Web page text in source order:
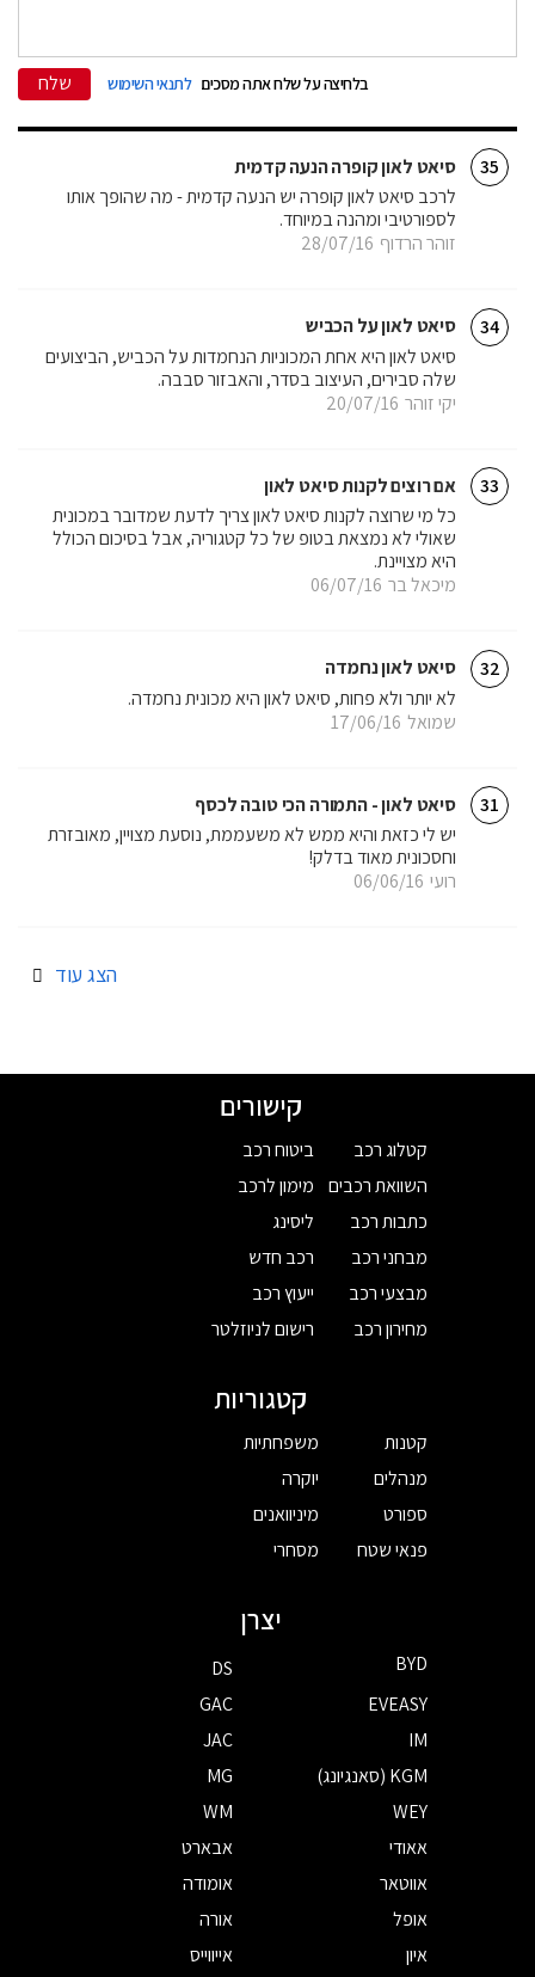
בלחיצה על שלח אתה מסכים לתנאי השימוש שלח
35 סיאט לאון קופרה הנעה קדמית
זוהר הרדוף 28/07/16
לרכב סיאט לאון קופרה יש הנעה קדמית - מה שהופך אותו
לספורטיבי ומהנה במיוחד.
34 סיאט לאון על הכביש
יקי זוהר 20/07/16
סיאט לאון היא אחת המכוניות הנחמדות על הכביש, הביצועים
שלה סבירים, העיצוב בסדר, והאבזור סבבה.
33 אם רוצים לקנות סיאט לאון
מיכאל בר 06/07/16
כל מי שרוצה לקנות סיאט לאון צריך לדעת שמדובר במכונית
שאולי לא נמצאת בטופ של כל קטגוריה, אבל בסיכום הכולל
היא מצויינת.
32 סיאט לאון נחמדה
שמואל 17/06/16
לא יותר ולא פחות, סיאט לאון היא מכונית נחמדה.
31 סיאט לאון - התמורה הכי טובה לכסף
רועי 06/06/16
יש לי כזאת והיא ממש לא משעממת, נוסעת מצויין, מאובזרת
וחסכונית מאוד בדלק!
הצג עוד
קישורים
קטלוג רכב
השוואת רכבים
כתבות רכב
מבחני רכב
מבצעי רכב
מחירון רכב
ביטוח רכב
מימון לרכב
ליסינג
רכב חדש
ייעוץ רכב
רישום לניוזלטר
קטגוריות
קטנות
מנהלים
ספורט
פנאי שטח
משפחתיות
יוקרה
מיניוואנים
מסחרי
יצרן
BYD
DS
EVEASY
GAC
IM
JAC
KGM (סאנגיונג)
MG
WEY
WM
אאודי
אבארט
אווטאר
אומודה
אופל
אורה
איון
אייווייס